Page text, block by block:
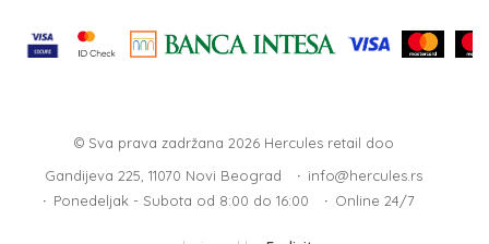
© Sva prava zadržana 2026Hercules retail doo
Gandijeva 225, 11070 Novi Beograd
info@hercules.rs
Ponedeljak - Subota od 8:00 do 16:00
Online 24/7